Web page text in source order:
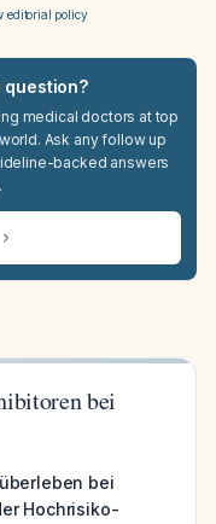
editorial policy
question?
medical doctors at top
Ask any follow up
backed answers
bei
bei
Hochrisiko-